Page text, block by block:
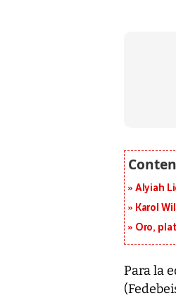
Alyiah
Karol
Oro,
Para la